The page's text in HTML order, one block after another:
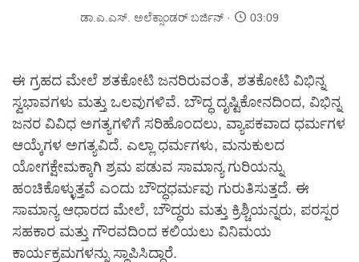
ಡಾ.ಎ.ಎಸ್. ಅಲೆಕ್ಸಾಂಡರ್ ಬರ್ಜಿನ್ 03:09
ಈ ಗ್ರಹದ ಮೇಲೆ ಶತಕೋಟಿ ಜನರಿರುವಂತೆ, ಶತಕೋಟಿ ವಿಭಿನ್ನ
ಸ್ವಭಾವಗಳು ಮತ್ತು ಒಲವುಗಳಿವೆ. ಬೌದ್ಧ ದೃಷ್ಟಿಕೋನದಿಂದ, ವಿಭಿನ್ನ
ಜನರ ವಿವಿಧ ಅಗತ್ಯಗಳಿಗೆ ಸರಿಹೊಂದಲು, ವ್ಯಾಪಕವಾದ ಧರ್ಮಗಳ
ಆಯ್ಕೆಗಳ ಅಗತ್ಯವಿದೆ. ಎಲ್ಲಾ ಧರ್ಮಗಳು, ಮನುಕುಲದ
ಯೋಗಕ್ಷೇಮಕ್ಕಾಗಿ ಶ್ರಮ ಪಡುವ ಸಾಮಾನ್ಯ ಗುರಿಯನ್ನು
ಹಂಚಿಕೊಳ್ಳುತ್ತವೆ ಎಂದು ಬೌದ್ಧಧರ್ಮವು ಗುರುತಿಸುತ್ತದೆ. ಈ
ಸಾಮಾನ್ಯ ಆಧಾರದ ಮೇಲೆ, ಬೌದ್ಧರು ಮತ್ತು ಕ್ರಿಶ್ಚಿಯನ್ನರು, ಪರಸ್ಪರ
ಸಹಕಾರ ಮತ್ತು ಗೌರವದಿಂದ ಕಲಿಯಲು ವಿನಿಮಯ
ಕಾರ್ಯಕ್ರಮಗಳನ್ನು ಸ್ಥಾಪಿಸಿದ್ದಾರೆ.